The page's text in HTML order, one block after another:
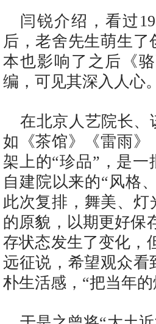
闫锐介绍，看过
后，老舍先生萌生
本也影响了之后《
编，可见其深入人心。
在北京人艺院长、
如《茶馆》《雷雨》
架上的“珍品”，是
自建院以来的“风格
此次复排，舞美、灯
的原貌，以期更好保
存状态发生了变化，
远征说，希望观众看
朴生活感，“把当年